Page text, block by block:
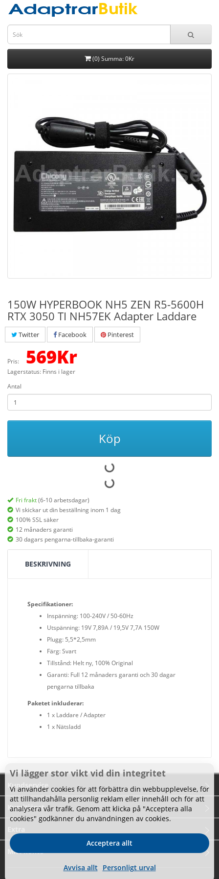
(0) Summa: 0Kr
150W HYPERBOOK NH5 ZEN R5-5600H
RTX 3050 TI NH57EK Adapter Laddare
Twitter Facebook Pinterest
Pris: 569Kr
Lagerstatus: Finns i lager
Antal
Köp
Fri frakt(6-10 arbetsdagar)
Vi skickar ut din beställning inom 1 dag
100% SSL säker
12 månaders garanti
30 dagars pengarna-tillbaka-garanti
BESKRIVNING
Specifikationer:
Inspänning: 100-240V / 50-60Hz
Utspänning: 19V 7,89A / 19,5V 7,7A 150W
Plugg: 5,5*2,5mm
Färg: Svart
Tillstånd: Helt ny, 100% Original
Garanti: Full 12 månaders garanti och 30 dagar
pengarna tillbaka
Paketet inkluderar:
1 x Laddare / Adapter
1 x Nätsladd
Kundservice
Kundtjänst
Mitt konto
Vi lägger stor vikt vid din integritet
Vi använder cookies för att förbättra din webbupplevelse, för
att tillhandahålla personlig reklam eller innehåll och för att
analysera vår trafik. Genom att klicka på "Acceptera alla
cookies" godkänner du användningen av cookies.
Avvisa allt Personligt urval
Acceptera allt